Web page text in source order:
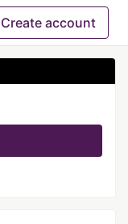
Create account